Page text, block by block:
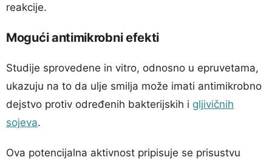
reakcije.
Mogući antimikrobni efekti
Studije sprovedene in vitro, odnosno u epruvetama,
ukazuju na to da ulje smilja može imati antimikrobno
dejstvo protiv određenih bakterijskih i gljivičnih
sojeva.
Ova potencijalna aktivnost pripisuje se prisustvu